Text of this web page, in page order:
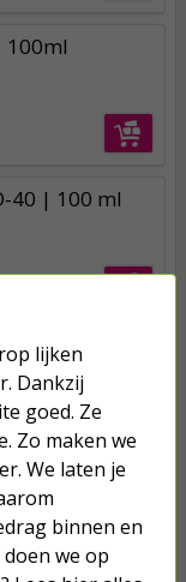
43,50
89
100ml
40 | 100 ml
lijken
Dankzij
goed. Ze
Zo maken we
We laten je
binnen en
we op